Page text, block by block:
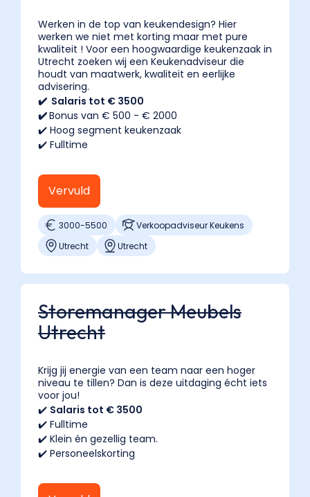
Werken in de top van keukendesign? Hier
werken we niet met korting maar met pure
kwaliteit ! Voor een hoogwaardige keukenzaak in
Utrecht zoeken wij een Keukenadviseur die
houdt van maatwerk, kwaliteit en eerlijke
advisering.
✔️ Salaris tot € 3500
✔️Bonus van € 500 - € 2000
✔️ Hoog segment keukenzaak
✔️ Fulltime
3000-5500
Verkoopadviseur Keukens
Utrecht
Utrecht
Vervuld
Storemanager Meubels
Utrecht
Krijg jij energie van een team naar een hoger
niveau te tillen? Dan is deze uitdaging écht iets
voor jou!
✔️ Salaris tot € 3500
✔️ Fulltime
✔️ Klein én gezellig team.
✔️ Personeelskorting